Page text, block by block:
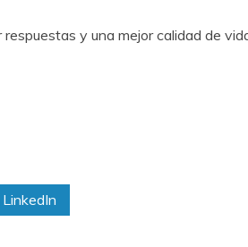
y una mejor calidad de
LinkedIn